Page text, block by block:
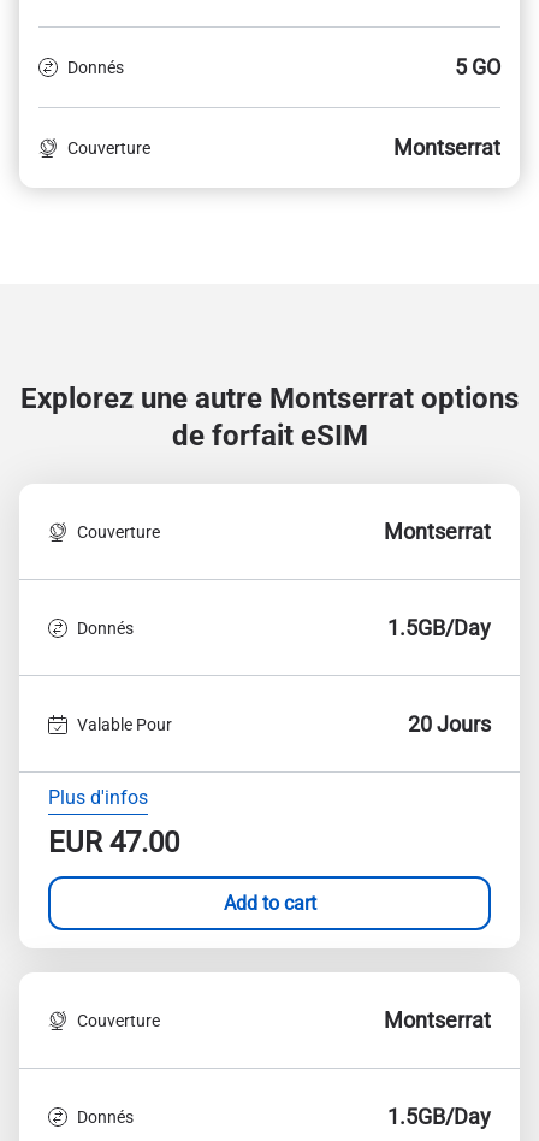
Donnés 5 GO
Couverture Montserrat
Explorez une autre Montserrat options
de forfait eSIM
Couverture Montserrat
Donnés 1.5GB/Day
Valable Pour 20 Jours
Plus d'infos
EUR47.00
Add to cart
Couverture Montserrat
Donnés 1.5GB/Day